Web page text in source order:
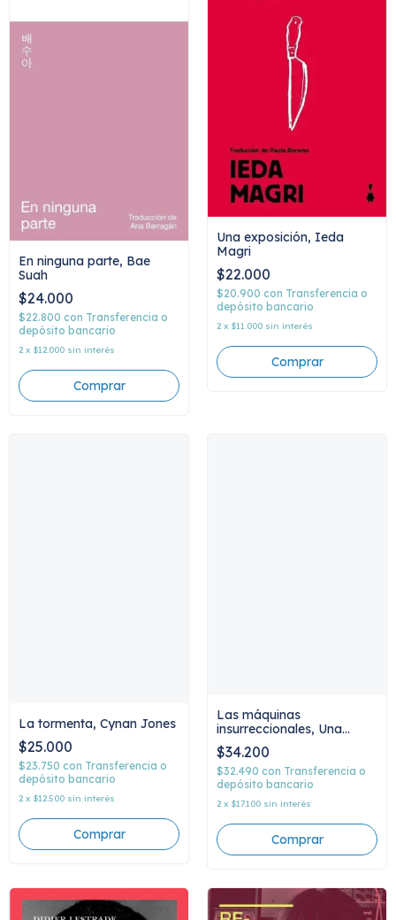
En ninguna parte, Bae
Suah
$24.000
$22.800 con Transferencia o
depósito bancario
2 x $12.000 sin interés
Una exposición, Ieda
Magri
$22.000
$20.900 con Transferencia o
depósito bancario
2 x $11.000 sin interés
La tormenta, Cynan Jones
$25.000
$23.750 con Transferencia o
depósito bancario
2 x $12.500 sin interés
Las máquinas
insurreccionales, Una
teoría posbiológica de la
vida, Dominique Lestel
$34.200
$32.490 con Transferencia o
depósito bancario
2 x $17.100 sin interés